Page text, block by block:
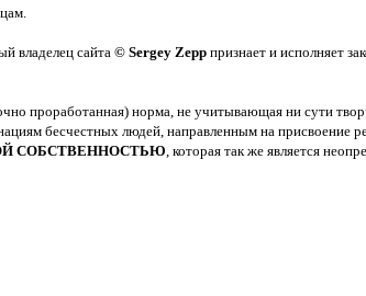
владелец сайта © Sergey Zepp признает и исполняет
проработанная) норма, не учитывающая ни сути
бесчестных людей, направленным на присвоение
СОБСТВЕННОСТЬЮ , которая так же является